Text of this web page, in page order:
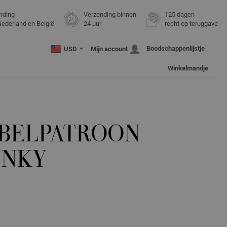
en België
Verzending binnen
24 uur
125 dagen
recht op teruggave
USD Mijn account Boodschappenlijstje
Winkelmandje